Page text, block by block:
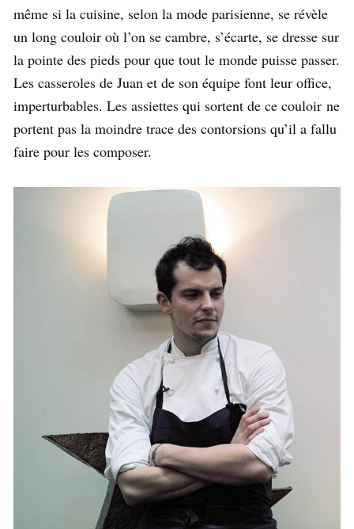
même si la cuisine, selon la mode parisienne, se révèle
un long couloir où l’on se cambre, s’écarte, se dresse sur
la pointe des pieds pour que tout le monde puisse passer.
Les casseroles de Juan et de son équipe font leur office,
imperturbables. Les assiettes qui sortent de ce couloir ne
portent pas la moindre trace des contorsions qu’il a fallu
faire pour les composer.